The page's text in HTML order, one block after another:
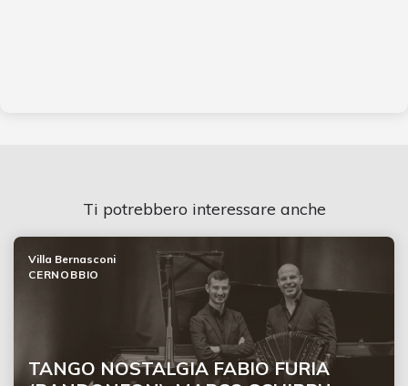
Ti potrebbero interessare anche
TANGO NOSTALGIA FABIO FURIA
Villa Bernasconi
CERNOBBIO